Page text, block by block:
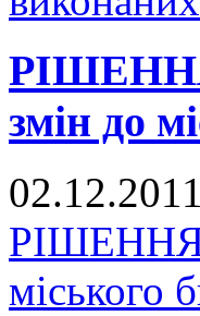
РІШЕННЯ
змін до
02.12.2011
РІШЕННЯ
міського